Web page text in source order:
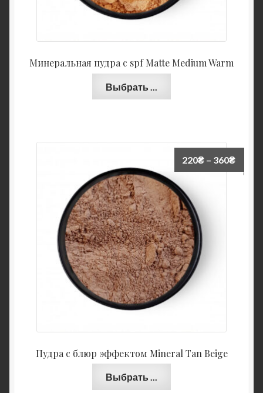
Минеральная пудра с spf Matte Medium Warm
Выбрать ...
Пудра с блюр эффектом Mineral Tan Beige
220₴ – 360₴
Выбрать ...